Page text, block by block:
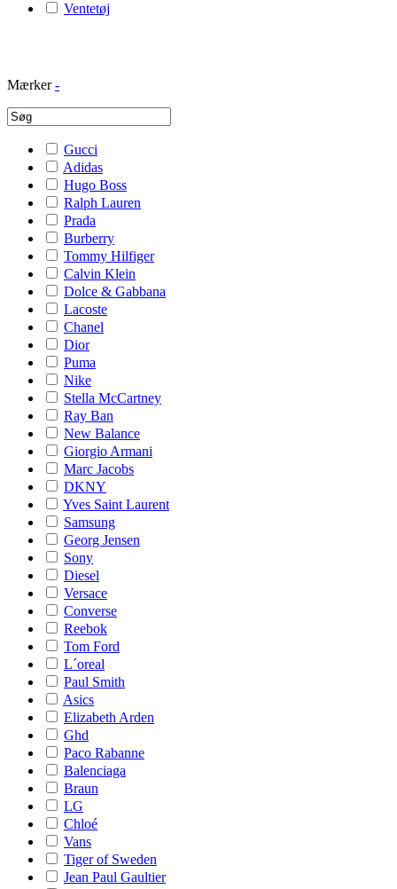
Ventetøj
Mærker -
Gucci
Adidas
Hugo Boss
Ralph Lauren
Prada
Burberry
Tommy Hilfiger
Calvin Klein
Dolce & Gabbana
Lacoste
Chanel
Dior
Puma
Nike
Stella McCartney
Ray Ban
New Balance
Giorgio Armani
Marc Jacobs
DKNY
Yves Saint Laurent
Samsung
Georg Jensen
Sony
Diesel
Versace
Converse
Reebok
Tom Ford
L´oreal
Paul Smith
Asics
Elizabeth Arden
Ghd
Paco Rabanne
Balenciaga
Braun
LG
Chloé
Vans
Tiger of Sweden
Jean Paul Gaultier